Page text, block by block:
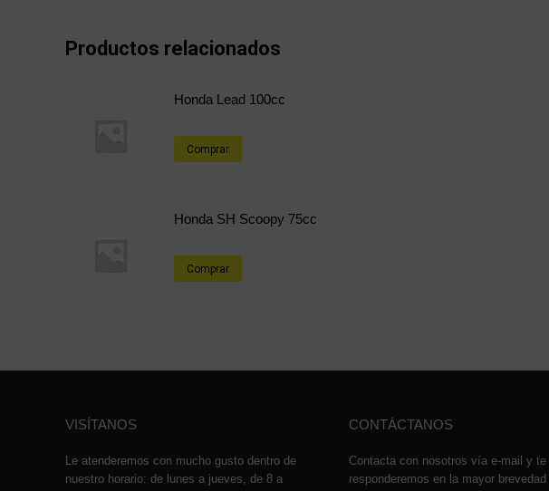
Productos relacionados
Honda Lead 100cc
Comprar
Honda SH Scoopy 75cc
Comprar
VISÍTANOS
Le atenderemos con mucho gusto dentro de
nuestro horario: de lunes a jueves, de 8 a
CONTÁCTANOS
Contacta con nosotros vía e-mail y te
responderemos en la mayor brevedad